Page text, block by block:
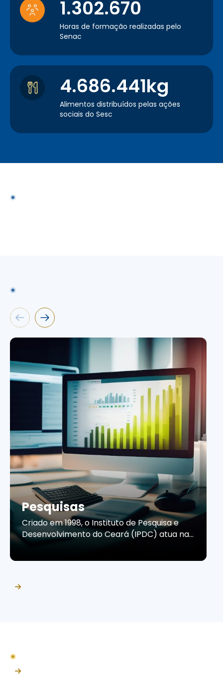
1.302.670
Horas de formação realizadas pelo
Senac
4.686.441kg
Alimentos distribuídos pelas ações
sociais do Sesc
Pesquisas
Criado em 1998, o Instituto de Pesquisa e
Desenvolvimento do Ceará (IPDC) atua na